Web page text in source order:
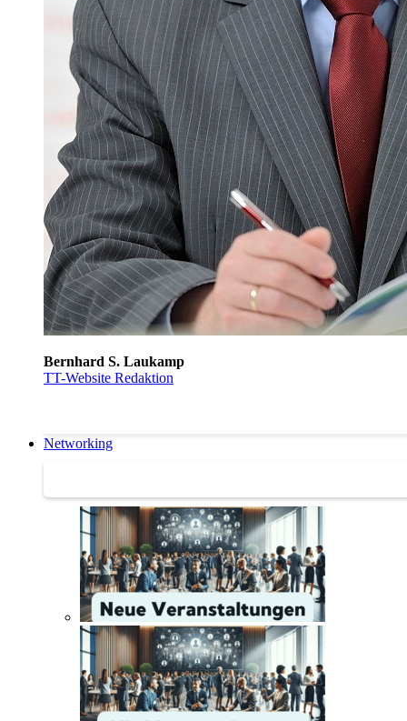
Bernhard S. Laukamp
TT-Website Redaktion
Networking